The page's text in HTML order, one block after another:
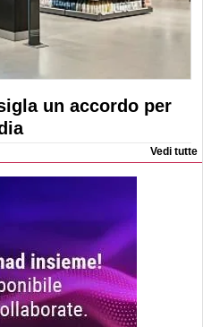
un accordo per
Vedi tutte